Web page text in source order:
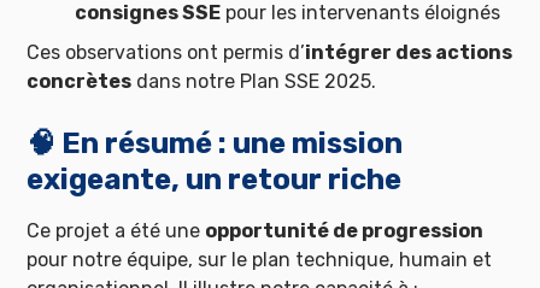
consignes SSE pour les intervenants éloignés
Ces observations ont permis d’intégrer des actions
concrètes dans notre Plan SSE 2025.
🧠 En résumé : une mission
exigeante, un retour riche
Ce projet a été une opportunité de progression
pour notre équipe, sur le plan technique, humain et